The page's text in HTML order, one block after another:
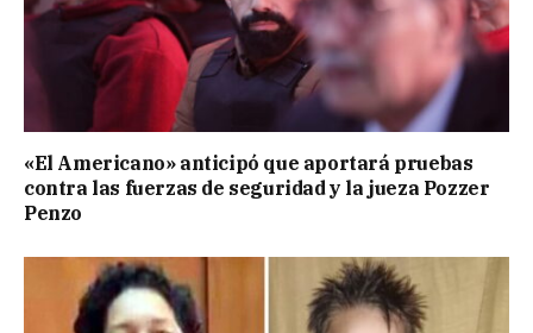
«El Americano» anticipó que aportará pruebas
contra las fuerzas de seguridad y la jueza Pozzer
Penzo